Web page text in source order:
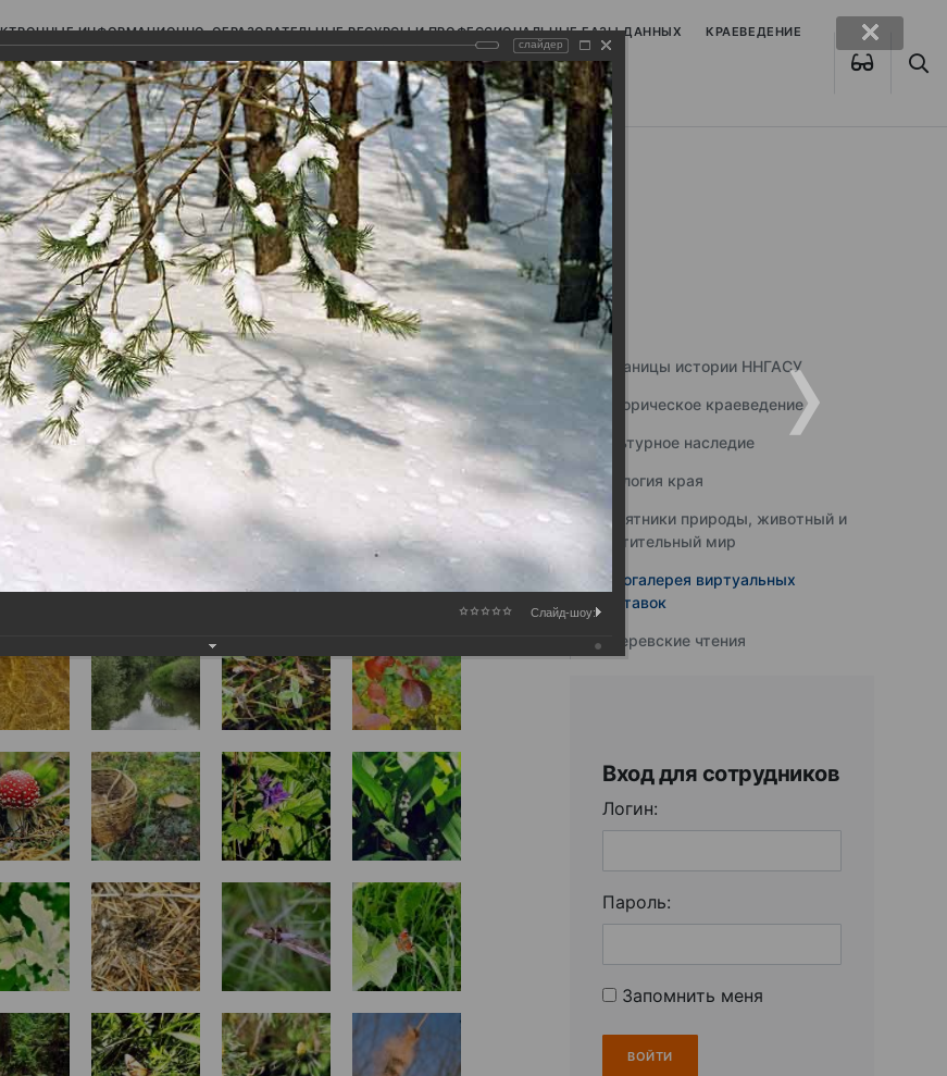
ИНФОРМАЦИОННО-ОБРАЗОВАТЕЛЬНЫЕ РЕСУРСЫ И ПРОФЕССИОНАЛЬНЫЕ БАЗЫ ДАННЫХ КРАЕВЕДЕНИЕ
(фотоальбомы)
Страницы истории ННГАСУ
Историческое краеведение
Культурное наследие
Экология края
Памятники природы, животный и
растительный мир
Фотогалерея виртуальных
выставок
Юферевские чтения
Вход для сотрудников
Логин:
Пароль:
Запомнить меня
слайдер
Слайд-шоу: